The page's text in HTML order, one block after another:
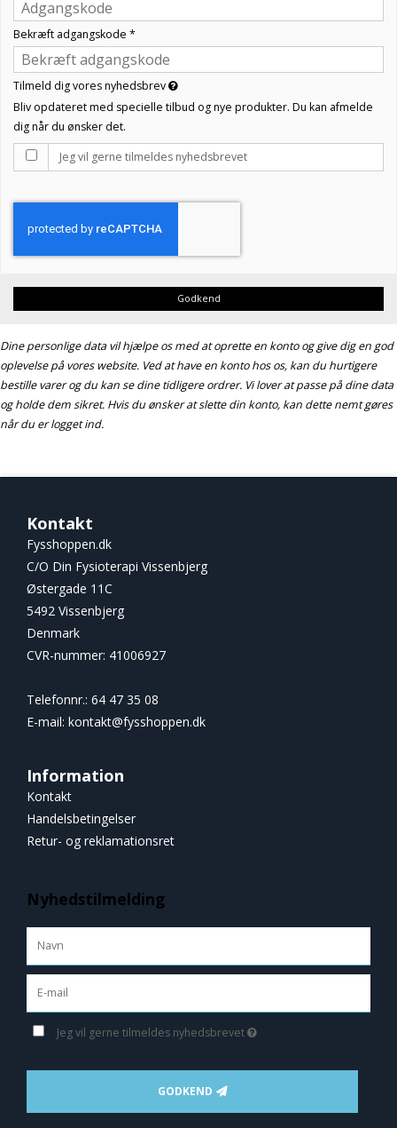
Bekræft adgangskode *
Tilmeld dig vores nyhedsbrev
Bliv opdateret med specielle tilbud og nye produkter. Du kan afmelde
dig når du ønsker det.
Jeg vil gerne tilmeldes nyhedsbrevet
Godkend
Dine personlige data vil hjælpe os med at oprette en konto og give dig en god
oplevelse på vores website. Ved at have en konto hos os, kan du hurtigere
bestille varer og du kan se dine tidligere ordrer. Vi lover at passe på dine data
og holde dem sikret. Hvis du ønsker at slette din konto, kan dette nemt gøres
når du er logget ind.
Kontakt
Fysshoppen.dk
C/O Din Fysioterapi Vissenbjerg
Østergade 11C
5492 Vissenbjerg
Denmark
CVR-nummer: 41006927
Telefonnr.: 64 47 35 08
E-mail: kontakt@fysshoppen.dk
Information
Kontakt
Handelsbetingelser
Retur- og reklamationsret
Nyhedstilmelding
Jeg vil gerne tilmeldes nyhedsbrevet
GODKEND